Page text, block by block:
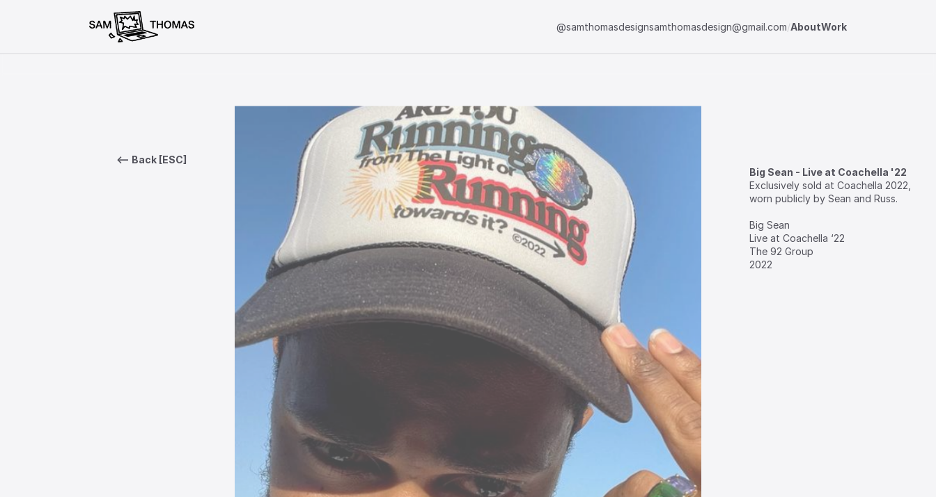
@samthomasdesignsamthomasdesign@gmail.com/AboutWork
<— Back [ESC]
Big Sean - Live at Coachella '22
Exclusively‎ sold‎ at‎ Coachella‎ 2022,‎
worn‎ publicly‎ by‎ Sean‎ and‎ Russ.
⁣Big‎ Sean‎ ‎ ‎ ‎ ‎ ‎ ‎ ‎ ‎ ‎ ‎
⁣Live‎ at‎ Coachella‎ ‘22
⁣The‎ 92‎ Group
⁣2022